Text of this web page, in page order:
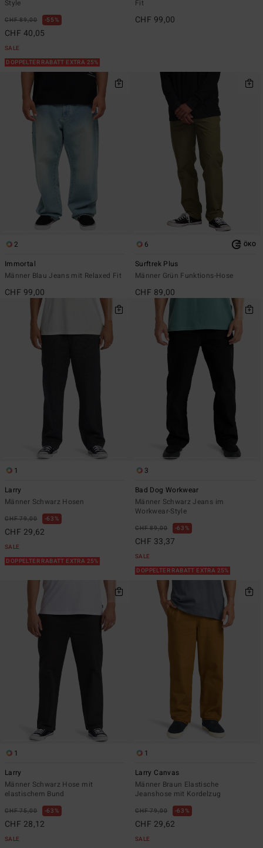
Style
CHF 89,00 55%
CHF 40,05
SALE
DOPPELTER RABATT EXTRA 25%
Fit
CHF 99,00
2
Immortal
Männer Blau Jeans mit Relaxed Fit
CHF 99,00
6 ÖKO
Surftrek Plus
Männer Grün Funktions-Hose
CHF 89,00
1
Larry
Männer Schwarz Hosen
CHF 79,00 63%
CHF 29,62
SALE
DOPPELTER RABATT EXTRA 25%
3
Bad Dog Workwear
Männer Schwarz Jeans im
Workwear-Style
CHF 89,00 63%
CHF 33,37
SALE
DOPPELTER RABATT EXTRA 25%
1
Larry
Männer Schwarz Hose mit
elastischem Bund
CHF 75,00 63%
CHF 28,12
SALE
1
Larry Canvas
Männer Braun Elastische
Jeanshose mit Kordelzug
CHF 79,00 63%
CHF 29,62
SALE